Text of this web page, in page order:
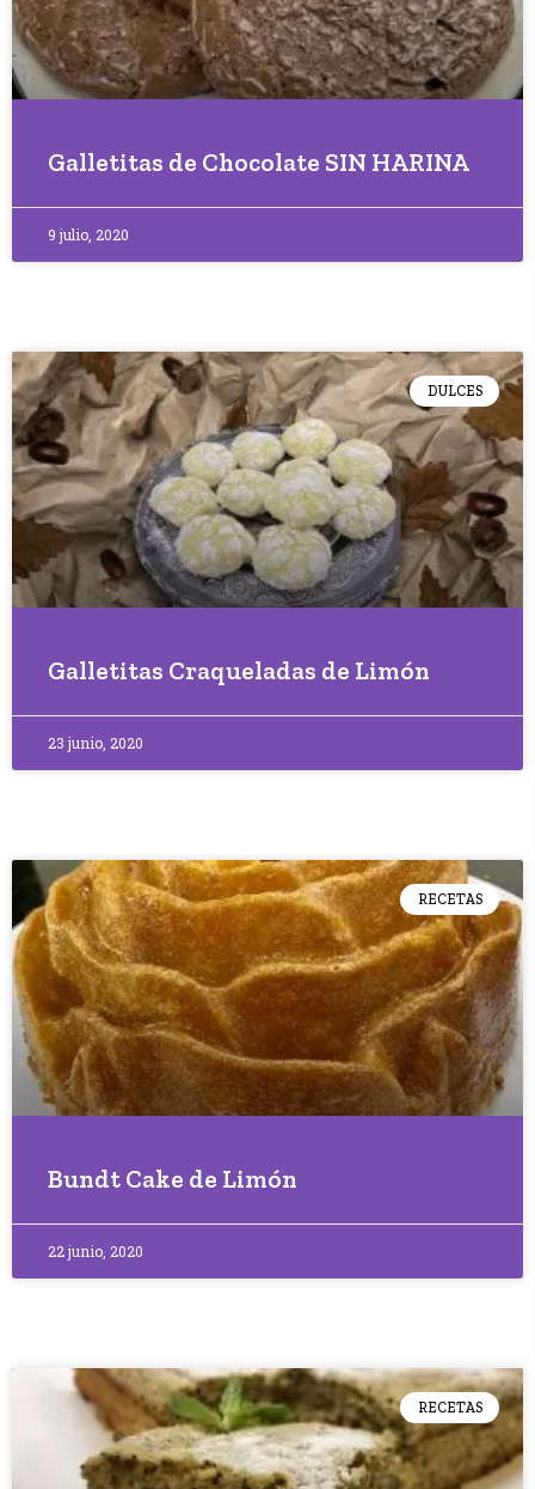
Galletitas de Chocolate SIN HARINA
9 julio, 2020
DULCES
Galletitas Craqueladas de Limón
23 junio, 2020
RECETAS
Bundt Cake de Limón
22 junio, 2020
RECETAS